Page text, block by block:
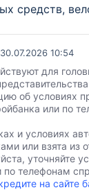
средств,
10:54
для
об условиях
или по
и условиях
или взята из
уточняйте
по телефонам
на сайте